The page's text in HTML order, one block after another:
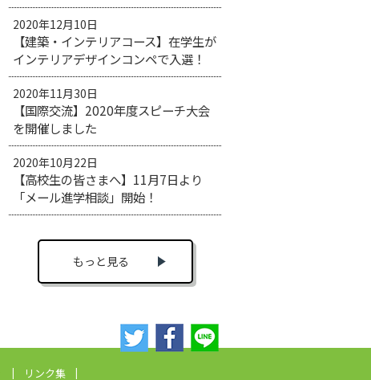
2020年12月10日
【建築・インテリアコース】在学生が
インテリアデザインコンペで入選！
2020年11月30日
【国際交流】2020年度スピーチ大会
を開催しました
2020年10月22日
【高校生の皆さまへ】11月7日より
「メール進学相談」開始！
もっと見る
リンク集